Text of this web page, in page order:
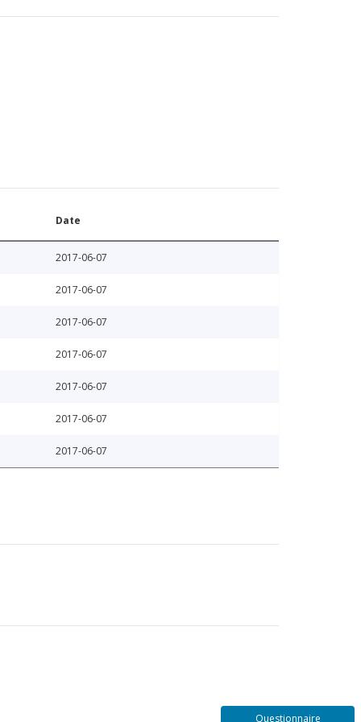
Date
2017-06-07
2017-06-07
2017-06-07
2017-06-07
2017-06-07
2017-06-07
2017-06-07
Questionnaire